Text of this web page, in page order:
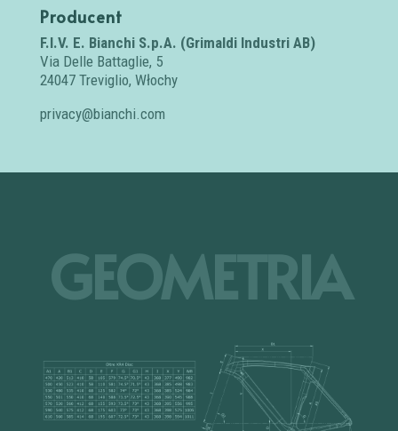
Producent
F.I.V. E. Bianchi S.p.A. (Grimaldi Industri AB)
Via Delle Battaglie, 5
24047 Treviglio, Włochy
privacy@bianchi.com
GEOMETRIA